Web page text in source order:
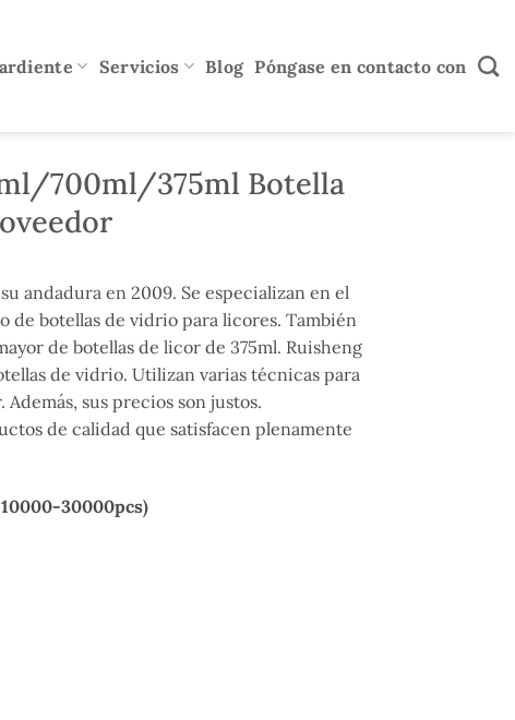
Servicios Blog Póngase en contacto con
700ml/375ml Botella
andadura en 2009. Se especializan en el
de botellas de vidrio para licores. También
de botellas de licor de 375ml. Ruisheng
de vidrio. Utilizan varias técnicas para
sus precios son justos.
de calidad que satisfacen plenamente
30000pcs)